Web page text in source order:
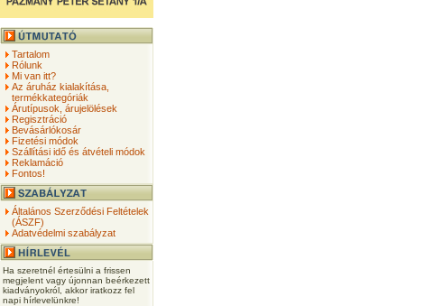
Tartalom
Rólunk
Mi van itt?
Az áruház kialakítása,
termékkategóriák
Árutípusok, árujelölések
Regisztráció
Bevásárlókosár
Fizetési módok
Szállítási idő és átvételi módok
Reklamáció
Fontos!
Általános Szerződési Feltételek
(ÁSZF)
Adatvédelmi szabályzat
Ha szeretnél értesülni a frissen
megjelent vagy újonnan beérkezett
kiadványokról, akkor iratkozz fel
napi hírlevelünkre!